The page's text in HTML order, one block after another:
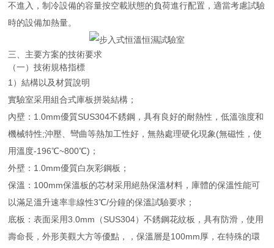
不進入，制冷設備的容量按空載狀態的負荷進行配置，適當考慮試驗
時的設備加熱量。
三、主要方案的技術要求
（一）技術規格指標
1）結構以及材質說明
實驗室采用組合式庫板拼裝結構；
內壁：1.0mm優質SUS304不銹鋼，具有良好的耐熱性，低溫強度和
機械特性;沖壓、彎曲等熱加工性好，無熱處理硬化現象(無磁性，使
用溫度-196℃~800℃)；
外壁：1.0mm優質白灰彩鋼板；
保溫：100mm保溫板的芯材采用絕熱保溫材料，庫體的保溫性能可
以滿足溫升速率非線性3℃/分鐘的保溫試驗要求；
底板：表面采用3.0mm（SUS304）不銹鋼花紋板，具有防滑，使用
壽命長，外形美觀大方等優點，，保溫層是100mm厚，在特殊的環